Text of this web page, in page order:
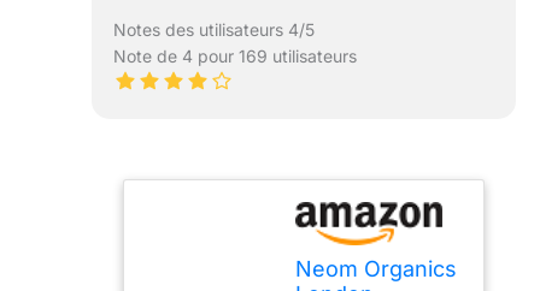
Notes des utilisateurs 4/5
Note de 4 pour 169 utilisateurs
Neom Organics